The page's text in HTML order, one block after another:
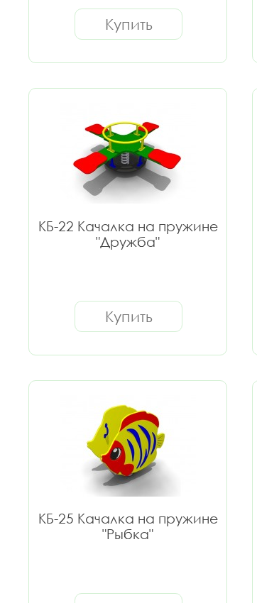
Купить
КБ-22 Качалка на пружине
"Дружба"
Купить
КБ-25 Качалка на пружине
"Рыбка"